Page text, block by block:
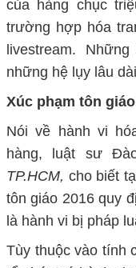
của hàng chục
trường hợp hóa
livestream.
những hệ lụy lâu
Xúc phạm tôn
Nói về hành vi
hàng, luật sư
TP.HCM, cho biết
tôn giáo 2016 quy
là hành vi bị pháp
Tùy thuộc vào tính